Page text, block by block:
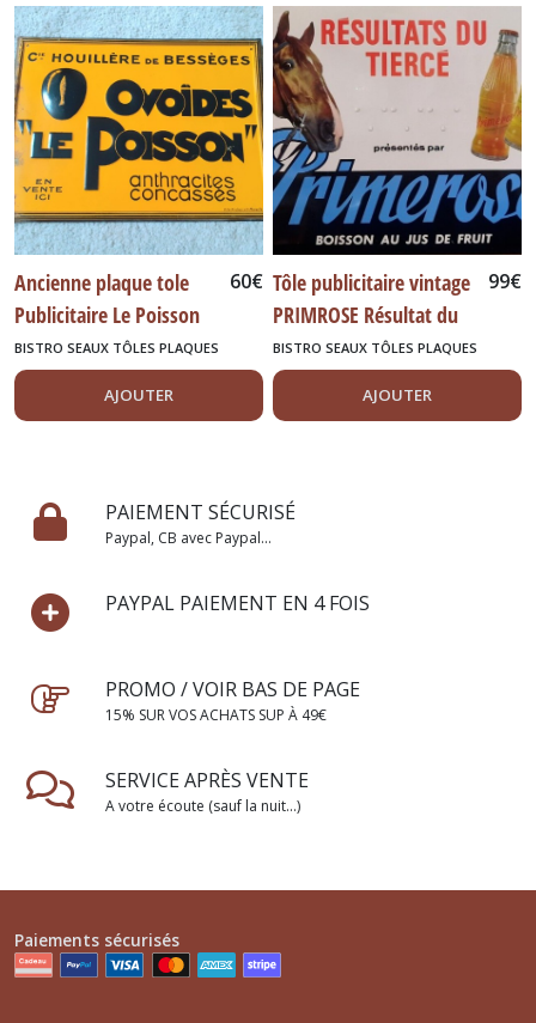
Ancienne plaque tole
Publicitaire Le Poisson
Ovoides Plaque Emaillée
60€
BISTRO SEAUX TÔLES PLAQUES
DIVERS
AJOUTER
Tôle publicitaire vintage
PRIMROSE Résultat du
tiercé
99€
BISTRO SEAUX TÔLES PLAQUES
DIVERS
AJOUTER
PAIEMENT SÉCURISÉ
Paypal, CB avec Paypal...
PAYPAL PAIEMENT EN 4 FOIS
PROMO / VOIR BAS DE PAGE
15% SUR VOS ACHATS SUP À 49€
SERVICE APRÈS VENTE
A votre écoute (sauf la nuit...)
Paiements sécurisés